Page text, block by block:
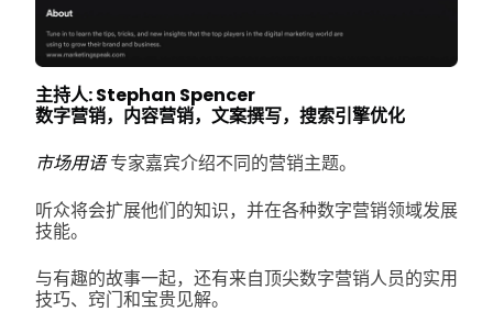
主持人: Stephan Spencer
数字营销，内容营销，文案撰写，搜索引擎优化
市场用语专家嘉宾介绍不同的营销主题。
听众将会扩展他们的知识，并在各种数字营销领域发展
技能。
与有趣的故事一起，还有来自顶尖数字营销人员的实用
技巧、窍门和宝贵见解。